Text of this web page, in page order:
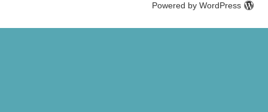
Powered by WordPress